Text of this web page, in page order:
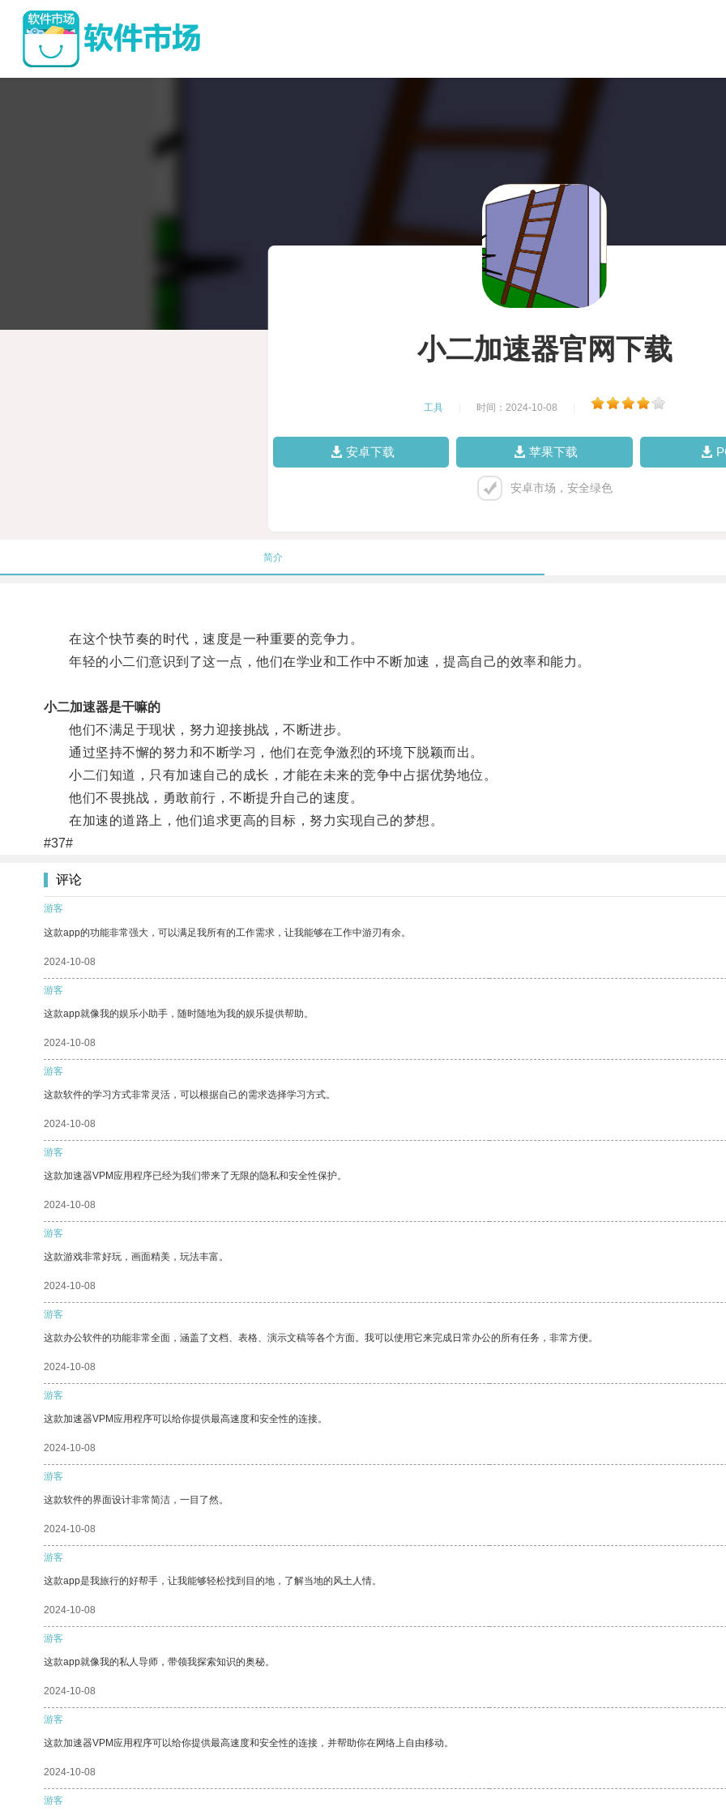
小二加速器官网下载
工具 时间：2024-10-08
安卓下载 苹果下载
安卓市场，安全绿色
简介
在这个快节奏的时代，速度是一种重要的竞争力。
年轻的小二们意识到了这一点，他们在学业和工作中不断加速，提高自己的效率和能力。
小二加速器是干嘛的
他们不满足于现状，努力迎接挑战，不断进步。
通过坚持不懈的努力和不断学习，他们在竞争激烈的环境下脱颖而出。
小二们知道，只有加速自己的成长，才能在未来的竞争中占据优势地位。
他们不畏挑战，勇敢前行，不断提升自己的速度。
在加速的道路上，他们追求更高的目标，努力实现自己的梦想。
#37#
评论
游客
这款app的功能非常强大，可以满足我所有的工作需求，让我能够在工作中游刃有余。
2024-10-08
游客
这款app就像我的娱乐小助手，随时随地为我的娱乐提供帮助。
2024-10-08
游客
这款软件的学习方式非常灵活，可以根据自己的需求选择学习方式。
2024-10-08
游客
这款加速器VPM应用程序已经为我们带来了无限的隐私和安全性保护。
2024-10-08
游客
这款游戏非常好玩，画面精美，玩法丰富。
2024-10-08
游客
这款办公软件的功能非常全面，涵盖了文档、表格、演示文稿等各个方面。我可以使用它来完成日常办公的所有任务，非常方便。
2024-10-08
游客
这款加速器VPM应用程序可以给你提供最高速度和安全性的连接。
2024-10-08
游客
这款软件的界面设计非常简洁，一目了然。
2024-10-08
游客
这款app是我旅行的好帮手，让我能够轻松找到目的地，了解当地的风土人情。
2024-10-08
游客
这款app就像我的私人导师，带领我探索知识的奥秘。
2024-10-08
游客
这款加速器VPM应用程序可以给你提供最高速度和安全性的连接，并帮助你在网络上自由移动。
2024-10-08
游客